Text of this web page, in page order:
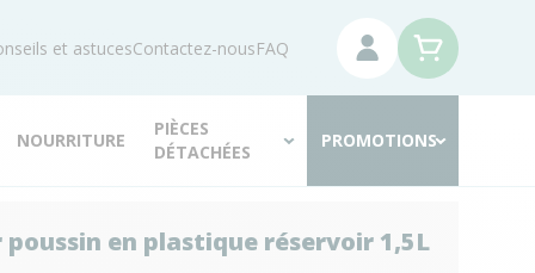
et astucesContactez-nousFAQ
NOURRITURE
PIÈCES
DÉTACHÉES
PROMOTIONS
en plastique réservoir 1,5L